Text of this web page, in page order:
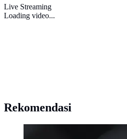
Live Streaming
Loading video...
Rekomendasi